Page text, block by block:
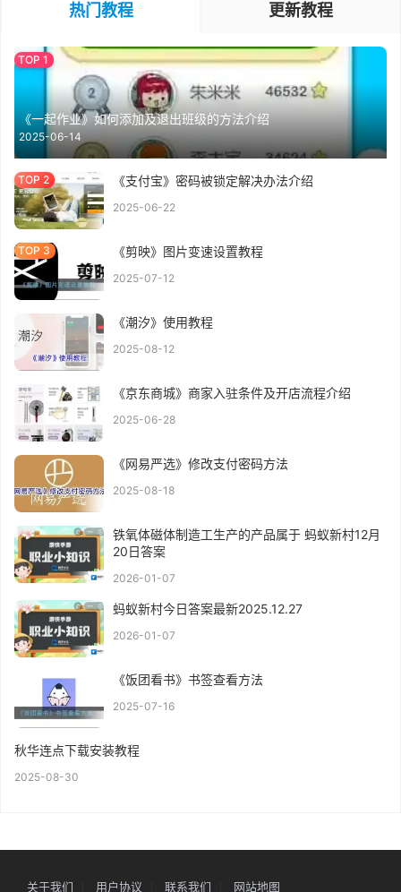
热门教程 更新教程
《一起作业》如何添加及退出班级的方法介绍
2025-06-14
《支付宝》密码被锁定解决办法介绍
2025-06-22
《剪映》图片变速设置教程
2025-07-12
《潮汐》使用教程
2025-08-12
《京东商城》商家入驻条件及开店流程介绍
2025-06-28
《网易严选》修改支付密码方法
2025-08-18
铁氧体磁体制造工生产的产品属于 蚂蚁新村12月
20日答案
2026-01-07
蚂蚁新村今日答案最新2025.12.27
2026-01-07
《饭团看书》书签查看方法
2025-07-16
秋华连点下载安装教程
2025-08-30
关于我们 用户协议 联系我们 网站地图